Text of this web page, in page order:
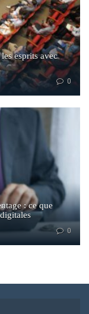
esprits avec
0
: ce que
0